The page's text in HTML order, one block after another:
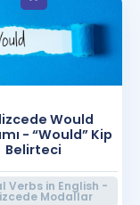
Would
- “Would” Kip
Belirteci
Verbs in English -
Modallar